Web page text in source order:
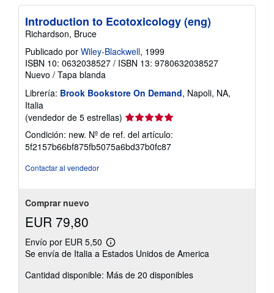
Introduction to Ecotoxicology (eng)
Richardson, Bruce
Publicado por Wiley-Blackwell, 1999
ISBN 10: 0632038527 / ISBN 13: 9780632038527
Nuevo / Tapa blanda
Librería: Brook Bookstore On Demand, Napoli, NA,
Italia
(vendedor de 5 estrellas) Calificación
del
vendedor:
5
Condición: new. Nº de ref. del artículo:
5f2157b66bf875fb5075a6bd37b0fc87
Contactar al vendedor
Comprar nuevo
EUR 79,80
Envío por EUR 5,50
Más
información
las
Se envía de Italia a Estados Unidos de America
Cantidad disponible: Más de 20 disponibles